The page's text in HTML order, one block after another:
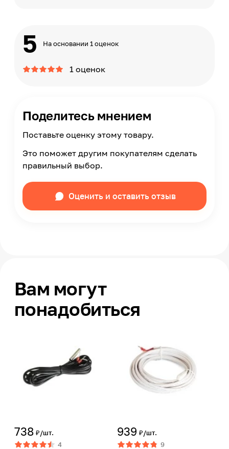
5 На основании 1 оценок
1 оценок
Поделитесь мнением
Поставьте оценку этому товару.
Это поможет другим покупателям сделать
правильный выбор.
Оценить и оставить отзыв
Вам могут
понадобиться
738 ₽/шт.
4
939 ₽/шт.
9